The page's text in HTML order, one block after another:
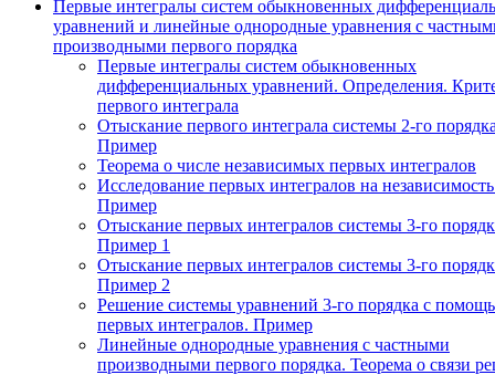
Первые интегралы систем обыкновенных
уравнений и линейные однородные уравнения с
производными первого порядка
Первые интегралы систем обыкновенных
дифференциальных уравнений. Определения.
первого интеграла
Отыскание первого интеграла системы 2-го
Пример
Теорема о числе независимых первых интегралов
Исследование первых интегралов на
Пример
Отыскание первых интегралов системы 3-го
Пример 1
Отыскание первых интегралов системы 3-го
Пример 2
Решение системы уравнений 3-го порядка с
первых интегралов. Пример
Линейные однородные уравнения с частными
производными первого порядка. Теорема о связи